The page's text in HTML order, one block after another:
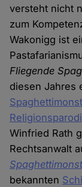
versteht nicht
zum
Wakonigg ist
Fliegende
diesen Jahres
Winfried Rath
Rechtsanwalt
bekannten